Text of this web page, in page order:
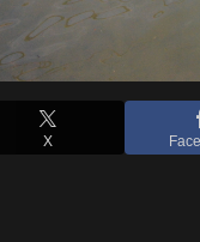
X